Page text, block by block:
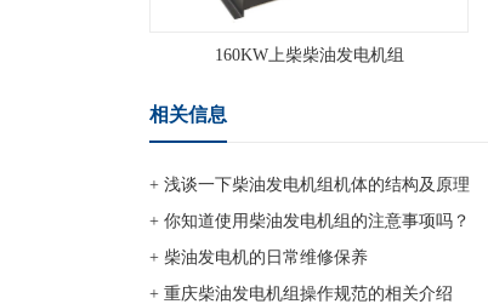
160KW上柴柴油发电机组
相关信息
+ 浅谈一下柴油发电机组机体的结构及原理
+ 你知道使用柴油发电机组的注意事项吗？
+ 柴油发电机的日常维修保养
+ 重庆柴油发电机组操作规范的相关介绍